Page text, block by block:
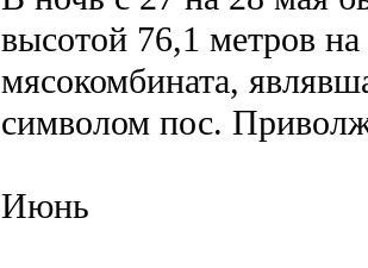
высотой 76,1 метров
мясокомбината,
символом пос.
Июнь